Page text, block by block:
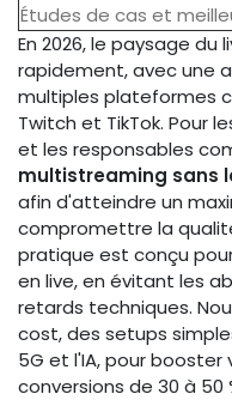
Études de cas et
En 2026, le paysage du
rapidement, avec une
multiples plateformes
Twitch et TikTok. Pour
et les responsables
multistreaming sans
afin d'atteindre un
compromettre la
pratique est conçu
en live, en évitant les
retards techniques.
cost, des setups
5G et l'IA, pour
conversions de 30 à 50